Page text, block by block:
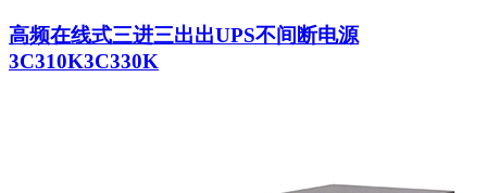
高频在线式三进三出出UPS不间断电源
3C310K3C330K